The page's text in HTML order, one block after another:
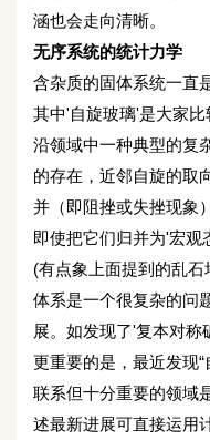
涵也会走向清晰。
无序系统的统计力学
含杂质的固体系统一直
其中'自旋玻璃'是大家
沿领域中一种典型的复
的存在，近邻自旋的取
并（即阻挫或失挫现象
即使把它们归并为'宏观
(有点象上面提到的乱
体系是一个很复杂的问
展。如发现了'复本对称
更重要的是，最近发现
联系但十分重要的领域
述最新进展可直接运用